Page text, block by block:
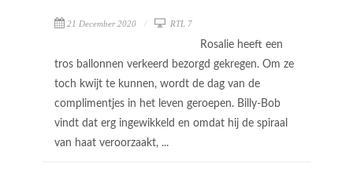
21 December 2020 RTL 7
Rosalie heeft een
tros ballonnen verkeerd bezorgd gekregen. Om ze
toch kwijt te kunnen, wordt de dag van de
complimentjes in het leven geroepen. Billy-Bob
vindt dat erg ingewikkeld en omdat hij de spiraal
van haat veroorzaakt, ...